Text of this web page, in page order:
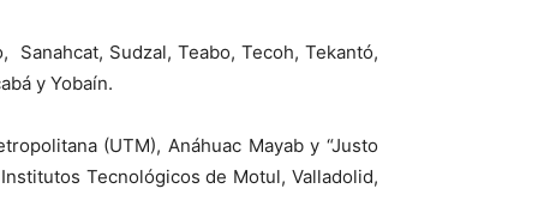
Sudzal, Teabo, Tecoh, Tekantó,
y Yobaín.
(UTM), Anáhuac Mayab y “Justo
Tecnológicos de Motul, Valladolid,